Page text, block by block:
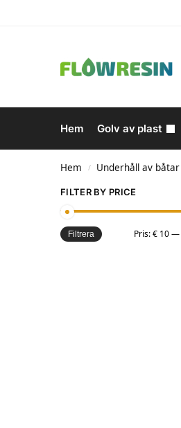
Hem Golv av plast
Hem / Underhåll av båtar
FILTER BY PRICE
Filtrera Pris:€ 10—